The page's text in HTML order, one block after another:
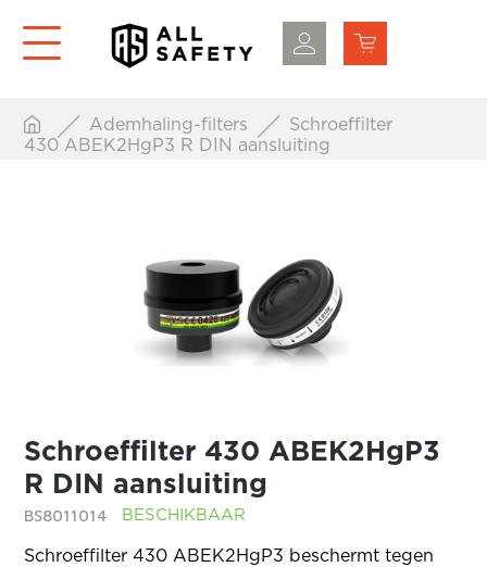
Ademhaling-filters
Schroeffilter
430 ABEK2HgP3 R DIN aansluiting
Schroeffilter 430 ABEK2HgP3
R DIN aansluiting
BS8011014 BESCHIKBAAR
Schroeffilter 430 ABEK2HgP3 beschermt tegen